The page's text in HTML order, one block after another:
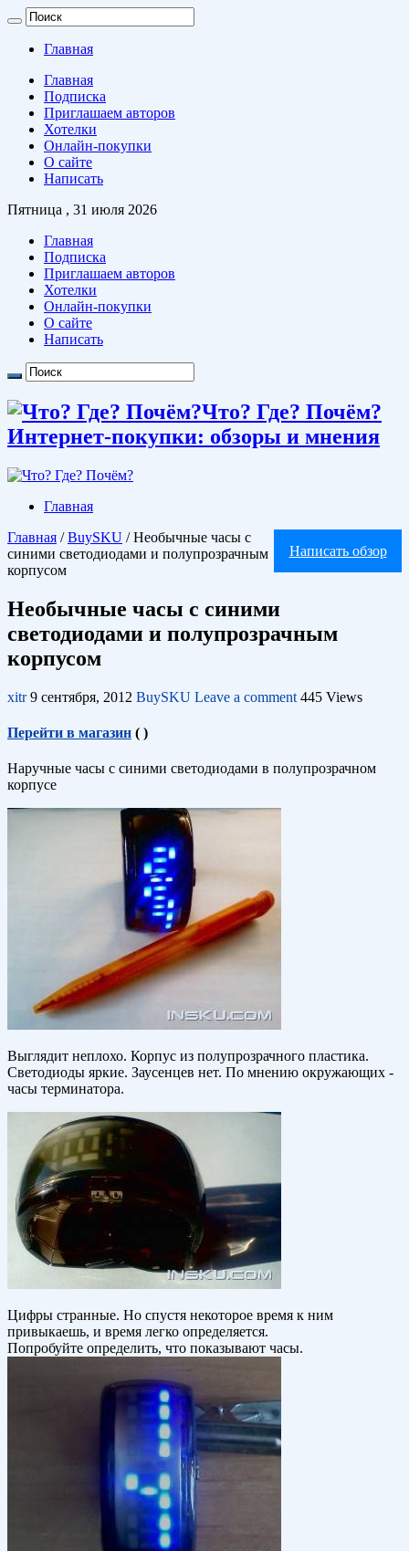
Главная
Главная
Подписка
Приглашаем авторов
Хотелки
Онлайн-покупки
О сайте
Написать
Пятница , 31 июля 2026
Главная
Подписка
Приглашаем авторов
Хотелки
Онлайн-покупки
О сайте
Написать
Что? Где? Почём?
Интернет-покупки: обзоры и мнения
Главная
Написать обзор
Главная / BuySKU / Необычные часы с
синими светодиодами и полупрозрачным
корпусом
Необычные часы с синими
светодиодами и полупрозрачным
корпусом
xitr9 сентября, 2012 BuySKU Leave a comment 445 Views
Перейти в магазин ( )
Наручные часы с синими светодиодами в полупрозрачном
корпусе
Выглядит неплохо. Корпус из полупрозрачного пластика.
Светодиоды яркие. Заусенцев нет. По мнению окружающих -
часы терминатора.
Цифры странные. Но спустя некоторое время к ним
привыкаешь, и время легко определяется.
Попробуйте определить, что показывают часы.